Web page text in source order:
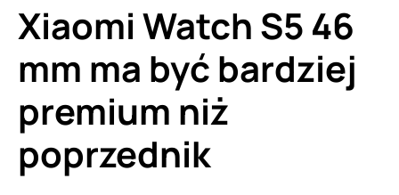
Xiaomi Watch S5 46
mm ma być bardziej
premium niż
poprzednik